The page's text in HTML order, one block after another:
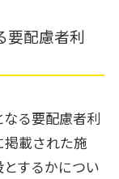
要配慮者利
る要配慮者利
載された施
するかについ